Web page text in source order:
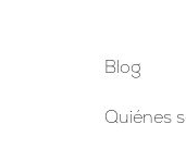
Blog
Quiénes